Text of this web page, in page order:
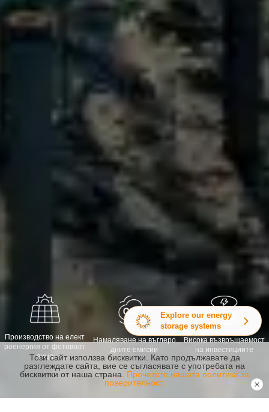
Explore our energy
storage systems
Този сайт използва бисквитки. Като продължавате да
разглеждате сайта, вие се съгласявате с употребата на
бисквитки от наша страна. Прочетете нашата политика за
поверителност.
Производство на елект
роенергия от фотоволт
аици
Намаляване на въглеро
дните емисии
Висока възвръщаемост
на инвестициите